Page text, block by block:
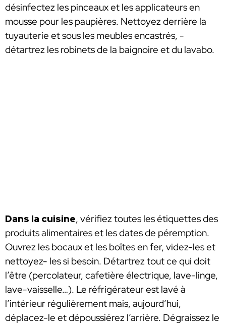
désinfectez les pinceaux et les applicateurs en
mousse pour les paupières. Nettoyez derrière la
tuyauterie et sous les meubles encastrés, -
détartrez les robinets de la baignoire et du lavabo.
Dans la cuisine, vérifiez toutes les étiquettes des
produits alimentaires et les dates de péremption.
Ouvrez les bocaux et les boîtes en fer, videz-les et
nettoyez- les si besoin. Détartrez tout ce qui doit
l’être (percolateur, cafetière électrique, lave-linge,
lave-vaisselle…). Le réfrigérateur est lavé à
l’intérieur régulièrement mais, aujourd’hui,
déplacez-le et dépoussiérez l’arrière. Dégraissez le